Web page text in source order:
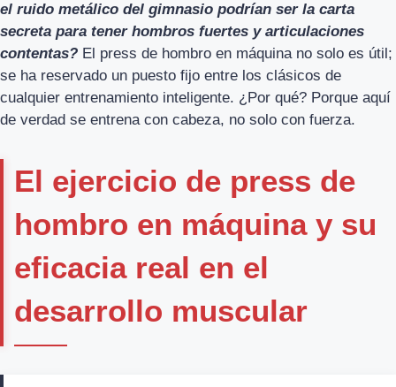
el ruido metálico del gimnasio podrían ser la carta
secreta para tener hombros fuertes y articulaciones
contentas? El press de hombro en máquina no solo es útil;
se ha reservado un puesto fijo entre los clásicos de
cualquier entrenamiento inteligente. ¿Por qué? Porque aquí
de verdad se entrena con cabeza, no solo con fuerza.
El ejercicio de press de
hombro en máquina y su
eficacia real en el
desarrollo muscular